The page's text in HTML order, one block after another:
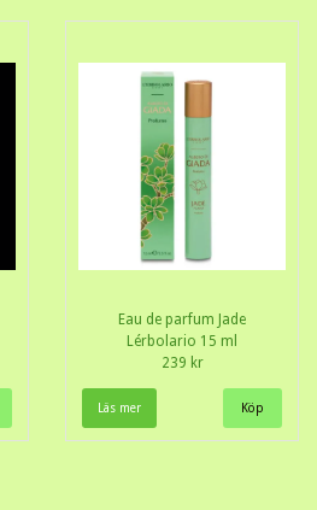
Eau de parfum Jade
Lérbolario 15 ml
239 kr
Läs mer